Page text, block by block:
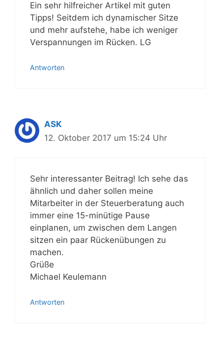
Ein sehr hilfreicher Artikel mit guten
Tipps! Seitdem ich dynamischer Sitze
und mehr aufstehe, habe ich weniger
Verspannungen im Rücken. LG
Antworten
ASK
12. Oktober 2017 um 15:24 Uhr
Sehr interessanter Beitrag! Ich sehe das
ähnlich und daher sollen meine
Mitarbeiter in der Steuerberatung auch
immer eine 15-minütige Pause
einplanen, um zwischen dem Langen
sitzen ein paar Rückenübungen zu
machen.
Grüße
Michael Keulemann
Antworten